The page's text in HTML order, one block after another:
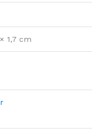
1,7 cm